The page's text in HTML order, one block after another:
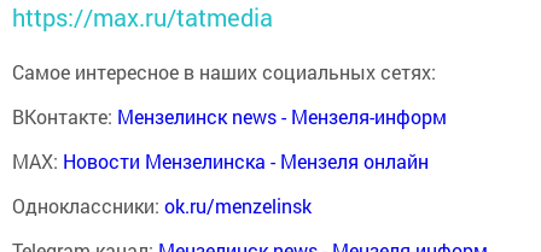
https://max.ru/tatmedia
Самое интересное в наших социальных сетях:
ВКонтакте: Мензелинск news - Мензеля-информ
MAX: Новости Мензелинска - Мензеля онлайн
Одноклассники: ok.ru/menzelinsk